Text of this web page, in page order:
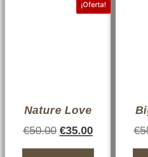
¡Oferta!
Nature Love
€50.00 €35.00
€